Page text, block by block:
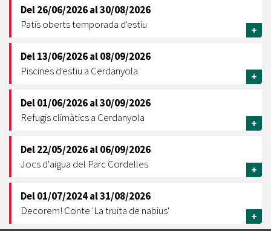
Del26/06/2026al30/08/2026
Patis oberts temporada d'estiu
+
Del13/06/2026al08/09/2026
Piscines d'estiu a Cerdanyola
+
Del01/06/2026al30/09/2026
Refugis climàtics a Cerdanyola
+
Del22/05/2026al06/09/2026
Jocs d'aigua del Parc Cordelles
+
Del01/07/2024al31/08/2026
Decorem! Conte 'La truita de nabius'
+